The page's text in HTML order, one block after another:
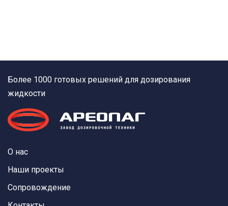
Более 1000 готовых решений для дозирования
жидкости
О нас
Наши проекты
Сопровождение